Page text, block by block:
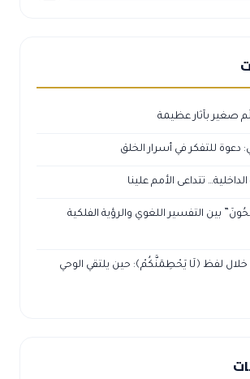
صغير بآثار عظيمة
دعوة للتفكر في أسرار الخلق
تتداعى الأمم علينا
بين التفسير اللغوي والرؤية الفلكية
خلال لفظ ﴿لَا يَحْطِمَنَّكُمْ﴾: حين يلتقي الوحي